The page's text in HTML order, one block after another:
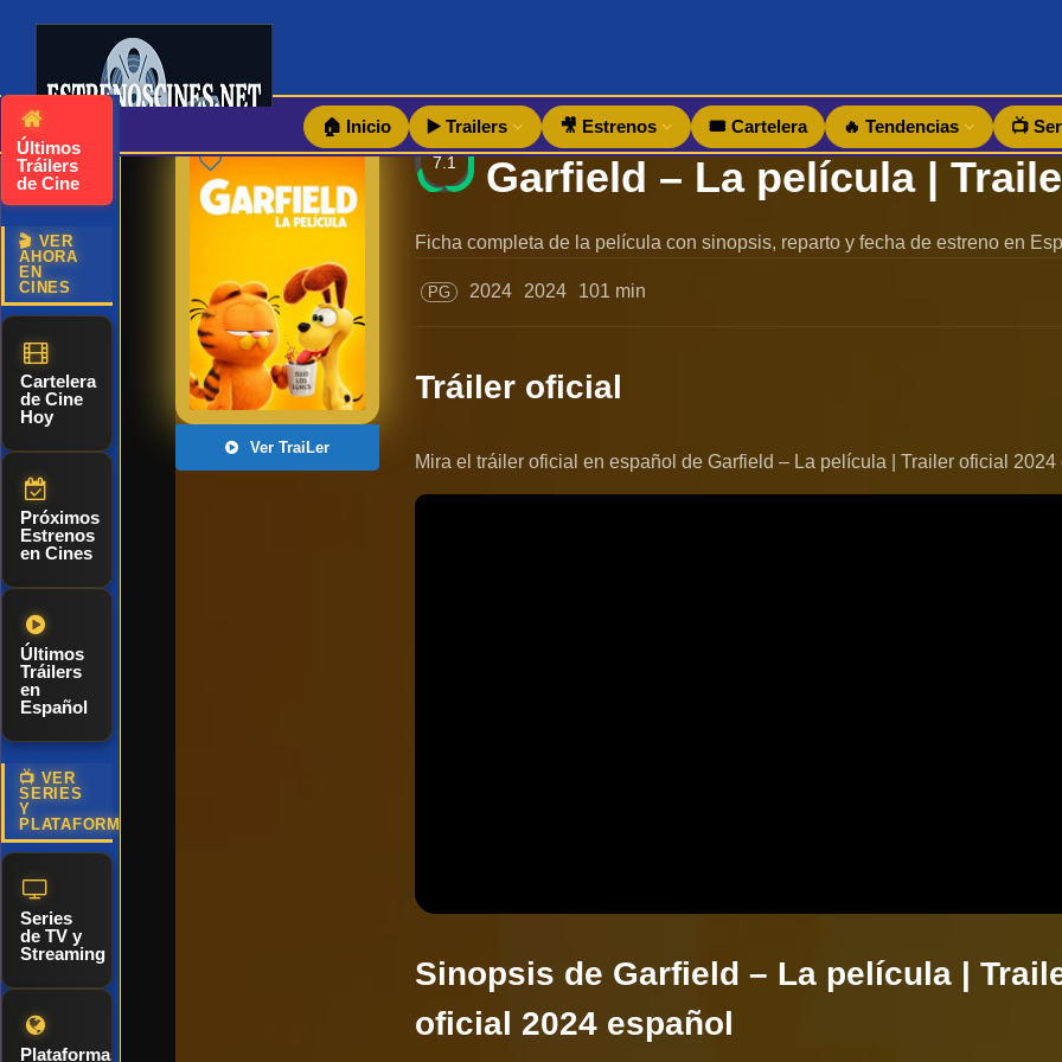
Últimos
Tráilers
de Cine
🎬 VER
AHORA
EN
CINES
Cartelera
de Cine
Hoy
Próximos
Estrenos
en Cines
Últimos
Tráilers
en
Español
📺 VER
SERIES
Y
PLATAFORMAS
Series
de TV y
Streaming
Plataformas
🏠 Inicio ▶️ Trailers 🎥 Estrenos 🎟️ Cartelera 🔥 Tendencias 📺
Ver TraiLer
7.1
Ficha completa de la película con sinopsis, reparto y fecha de estreno en
PG 2024 2024 101 min
Tráiler oficial
Mira el tráiler oficial en español de Garfield – La película | Trailer oficial 2024
Sinopsis de Garfield – La película |
oficial 2024 español